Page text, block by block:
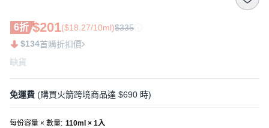
6折 $201($18.27/10ml)$335
$134首購折扣價
缺貨
免運費 (購買火箭跨境商品達 $690 時)
每份容量 × 數量: 110ml × 1入